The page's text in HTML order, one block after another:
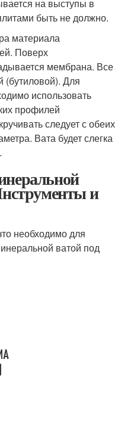
на выступы в
быть не должно.
материала
Поверх
мембрана. Все
(бутиловой). Для
использовать
профилей
следует с обеих
Вата будет слегка
и
необходимо для
ватой под